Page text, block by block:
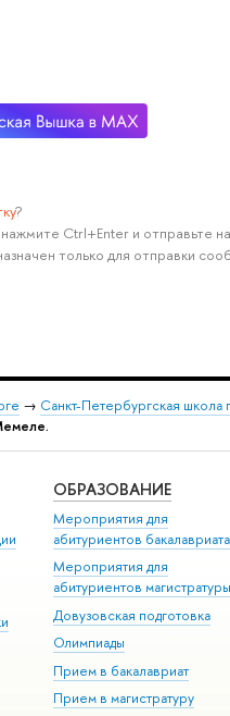
?
Ctrl+Enter и отправьте
только для отправки
→ Санкт-Петербургская школа
ОБРАЗОВАНИЕ
Мероприятия для
абитуриентов бакалавриата
Мероприятия для
абитуриентов магистратуры
Довузовская подготовка
Олимпиады
Прием в бакалавриат
Прием в магистратуру